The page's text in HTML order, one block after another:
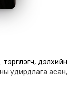
дэлхийн
удирдлага асан,